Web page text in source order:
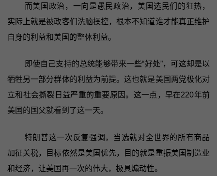
而美国政治，一向是愚民政治，美国选民们的狂热，
实际上就是被政客们洗脑操控，根本不知道谁才能真正维护
自身的利益和美国的整体利益。
即使自己支持的总统能够带来一些“好处”，可这却是以
牺牲另一部分群体的利益为前提。这也就是美国两党极化对
立和社会撕裂日益严重的重要原因。这一点，早在220年前
美国的国父就看到了这一天。
特朗普这一次反复强调，当选就对全世界的所有商品
加征关税，目标依然是美国优先，目的就是重振美国制造业
和经济，让美国再一次的伟大，极具煽动性。